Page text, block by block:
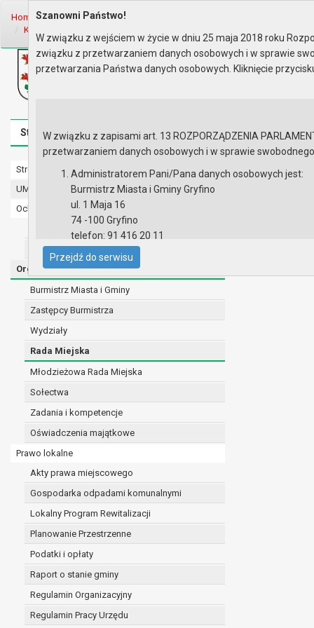
Home Organy Rada Miejska
Komisja Budżetu, Finansów, Rol..
Biuletyn Informacji Publicznej
Urząd Miasta i Gminy w Gryfinie
Strona główna Mapa serwisu Aktualności
Strona główna
UMiG - telefony wewnętrzne
Ochrona danych osobowych
Urząd Miasta i Gminy w Gryfinie
Straż Miejska
Organy
Burmistrz Miasta i Gminy
Zastępcy Burmistrza
Wydziały
Rada Miejska
Młodzieżowa Rada Miejska
Sołectwa
Zadania i kompetencje
Oświadczenia majątkowe
Prawo lokalne
Akty prawa miejscowego
Gospodarka odpadami komunalnymi
Lokalny Program Rewitalizacji
Planowanie Przestrzenne
Podatki i opłaty
Raport o stanie gminy
Regulamin Organizacyjny
Regulamin Pracy Urzędu
Szanowni Państwo!
W związku z wejściem w życie w dniu 25 maja 2018 roku
związku z przetwarzaniem danych osobowych i w sprawie
przetwarzania Państwa danych osobowych. Kliknięcie
W związku z zapisami art. 13 ROZPORZĄDZENIA
przetwarzaniem danych osobowych i w sprawie
Administratorem Pani/Pana danych osobowych jest:
Burmistrz Miasta i Gminy Gryfino
ul. 1 Maja 16
74 -100 Gryfino
telefon: 91 416 20 11
e-mail:
burmistrz@gryfino.pl
Dane kontaktowe Inspektora Ochrony Danych:
telefon: 91 416 20 11
e-mail:iod@gryfino.pl
Pani/Pana dane osobowe przetwarzane są zgodnie z
realizacji zadań wynikających z przepisów
szeregu ustaw kompetencyjnych
zawarcia i realizacji umów;
ochrony żywotnych interesów osoby, której
w pozostałych przypadkach dane osobowe
W związku z przetwarzaniem danych w celu
osobowych. Odbiorcami mogą być:
Pani/Pana dane osobowe będą przetwarzane przez
przepisy prawa powszechnie obowiązującego.
W przypadku, gdy dane osobowe przetwarzane są na
W przypadku, gdy dane osobowe przetwarzane są w
czasie w zakresie wymaganym przez przepisy prawa
rozliczeniu umowy, do czasu wycofania tej zgody.
Ponadto w przypadku umów o dofinansowanie dane
beneficjentem a określoną instytucją, trwałości
W związku z przetwarzaniem przez administratora
prawo dostępu do treści danych oraz
Przejdź do serwisu